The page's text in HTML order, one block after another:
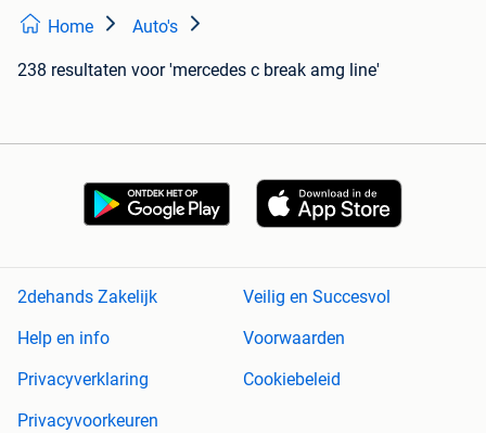
Home Auto's
238 resultaten voor 'mercedes c break amg line'
2dehands Zakelijk
Veilig en Succesvol
Help en info
Voorwaarden
Privacyverklaring
Cookiebeleid
Privacyvoorkeuren